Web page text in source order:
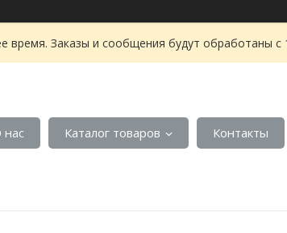
время. Заказы и сообщения будут обработаны
нас Каталог товаров Контакты